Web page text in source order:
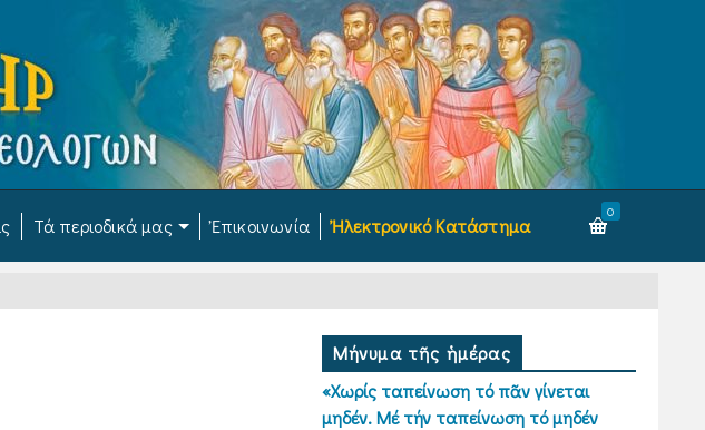
Τά περιοδικά μας Ἐπικοινωνία Ἠλεκτρονικό Κατάστημα
0
Μήνυμα τῆς ἡμέρας
«Χωρίς ταπείνωση τό πᾶν γίνεται
μηδέν. Μέ τήν ταπείνωση τό μηδέν